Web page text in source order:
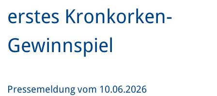
erstes Kronkorken-
Gewinnspiel
Pressemeldung vom 10.06.2026